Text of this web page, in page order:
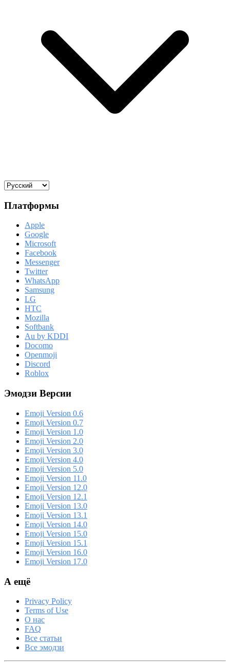
Платформы
Apple
Google
Microsoft
Facebook
Messenger
Twitter
WhatsApp
Samsung
LG
HTC
Mozilla
Softbank
Au by KDDI
Docomo
Openmoji
Discord
Roblox
Эмодзи Версии
Emoji Version 0.6
Emoji Version 0.7
Emoji Version 1.0
Emoji Version 2.0
Emoji Version 3.0
Emoji Version 4.0
Emoji Version 5.0
Emoji Version 11.0
Emoji Version 12.0
Emoji Version 12.1
Emoji Version 13.0
Emoji Version 13.1
Emoji Version 14.0
Emoji Version 15.0
Emoji Version 15.1
Emoji Version 16.0
Emoji Version 17.0
А ещё
Privacy Policy
Terms of Use
О нас
FAQ
Все статьи
Все эмодзи